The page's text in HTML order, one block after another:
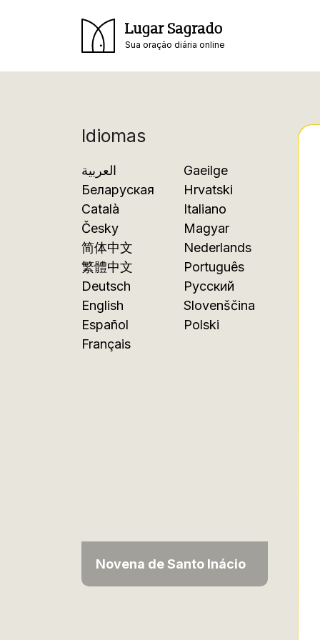
Lugar Sagrado
Sua oração diária online
Idiomas
العربية
Беларуская
Català
Česky
简体中文
繁體中文
Deutsch
English
Español
Français
Gaeilge
Hrvatski
Italiano
Magyar
Nederlands
Português
Русский
Slovenščina
Polski
Novena de Santo Inácio